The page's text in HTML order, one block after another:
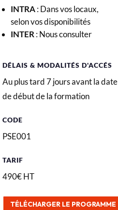
INTRA:Dans vos locaux,
selon vos disponibilités
INTER: Nous consulter
DÉLAIS & MODALITÉS D'ACCÉS
Au plus tard 7 jours avant la date
de début de la formation
CODE
PSE001
TARIF
490€ HT
TÉLÉCHARGER LE PROGRAMME